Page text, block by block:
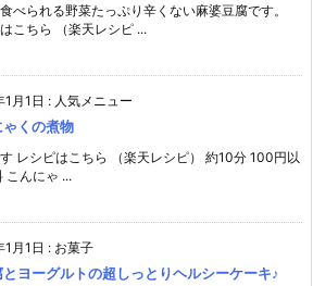
べられる野菜たっぷり辛くない麻婆豆腐です。
こちら （楽天レシピ ...
月1日 : 人気メニュー
ゃくの煮物
レシピはこちら （楽天レシピ） 約10分 100円以
こんにゃ ...
月1日 : お菓子
とヨーグルトの超しっとりヘルシーケーキ♪